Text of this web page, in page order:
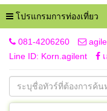
โปรแกรมการท่องเที่ยว
081-4206260
Line ID: Korn.agilent